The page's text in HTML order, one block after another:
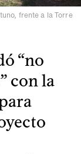
frente a la Torre
“no
con la